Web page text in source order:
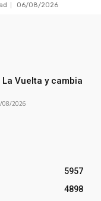
06/08/2026
Vuelta y cambia
08/2026
5957
4898